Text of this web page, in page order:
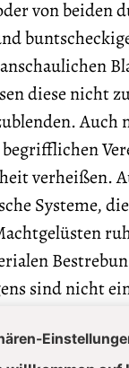
von
diese nicht
Auch
verheißen.
Systeme,
sind nicht
werden